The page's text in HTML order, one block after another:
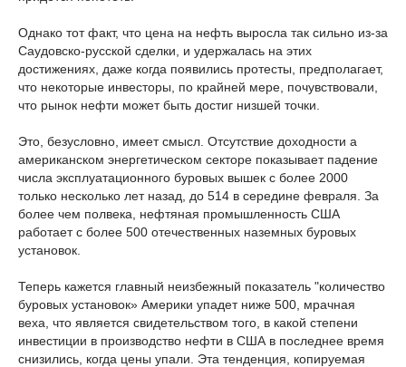
Однако тот факт, что цена на нефть выросла так сильно из-за
Саудовско-русской сделки, и удержалась на этих
достижениях, даже когда появились протесты, предполагает,
что некоторые инвесторы, по крайней мере, почувствовали,
что рынок нефти может быть достиг низшей точки.
Это, безусловно, имеет смысл. Отсутствие доходности а
американском энергетическом секторе показывает падение
числа эксплуатационного буровых вышек с более 2000
только несколько лет назад, до 514 в середине февраля. За
более чем полвека, нефтяная промышленность США
работает с более 500 отечественных наземных буровых
установок.
Теперь кажется главный неизбежный показатель "количество
буровых установок» Америки упадет ниже 500, мрачная
веха, что является свидетельством того, в какой степени
инвестиции в производство нефти в США в последнее время
снизились, когда цены упали. Эта тенденция, копируемая